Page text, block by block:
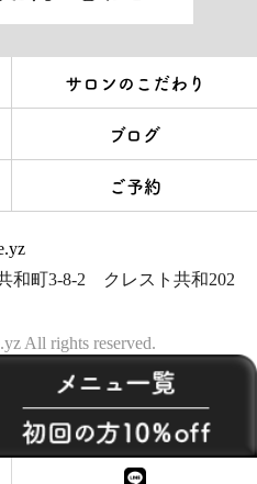
サロンのこだわり
ブログ
ご予約
和町3-8-2 クレスト共和202
All rights reserved.